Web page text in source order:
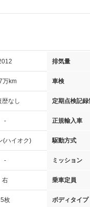
排気量
万km 車検
歴なし 定期点検記録
- 正規輸入車
(ハイオク) 駆動方式
- ミッション
右 乗車定員
5枚 ボディタイプ